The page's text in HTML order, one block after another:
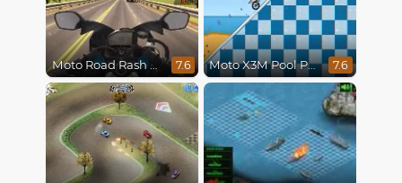
Moto Road Rash 3D 7.6 Moto X3M Pool Party 7.6